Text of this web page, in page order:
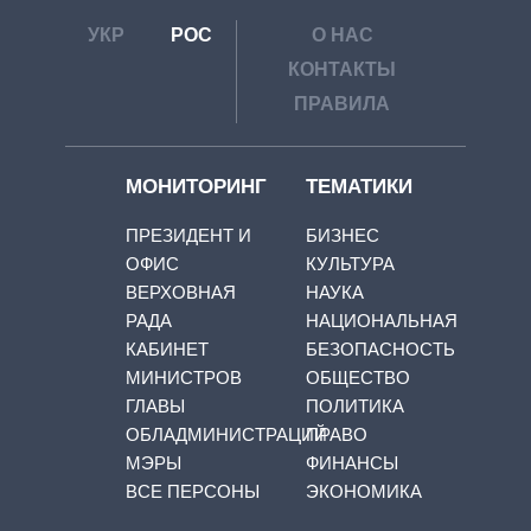
УКР РОС
О НАС
КОНТАКТЫ
ПРАВИЛА
МОНИТОРИНГ
ПРЕЗИДЕНТ И
ОФИС
ВЕРХОВНАЯ
РАДА
КАБИНЕТ
МИНИСТРОВ
ГЛАВЫ
ОБЛАДМИНИСТРАЦИЙ
МЭРЫ
ВСЕ ПЕРСОНЫ
ТЕМАТИКИ
БИЗНЕС
КУЛЬТУРА
НАУКА
НАЦИОНАЛЬНАЯ
БЕЗОПАСНОСТЬ
ОБЩЕСТВО
ПОЛИТИКА
ПРАВО
ФИНАНСЫ
ЭКОНОМИКА